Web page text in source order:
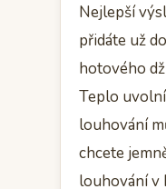
Nejlepší
přidáte už
hotového
Teplo
louhování
chcete
louhování v